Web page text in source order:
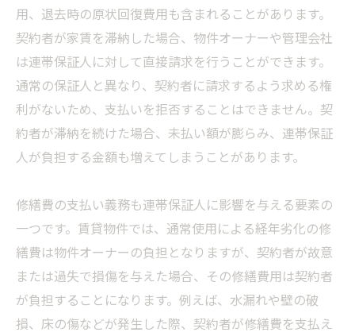
用、退去時の原状回復費用も含まれることがあります。
契約者が家賃を滞納した場合、物件オーナーや管理会社
は連帯保証人に対して直接請求を行うことができます。
通常の保証人と異なり、契約者に請求するよう求める権
利がないため、支払いを拒否することはできません。契
約者が滞納を続けた場合、未払い額が膨らみ、連帯保証
人が負担する金額も増えてしまうことがあります。
修繕費の支払い義務も連帯保証人に影響を与える要素の
一つです。賃貸物件では、通常使用による経年劣化の修
繕費は物件オーナーの負担となりますが、契約者が故意
または過失で損傷を与えた場合、その修繕費用は契約者
が負担することになります。例えば、水漏れや壁の破
損、床の傷などが発生した際、契約者が修繕費を支払え